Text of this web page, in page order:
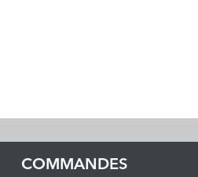
COMMANDES